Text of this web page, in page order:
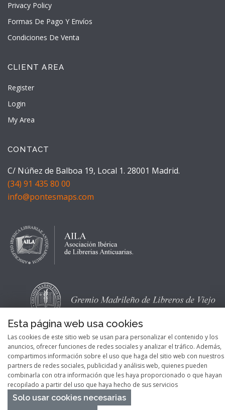
Privacy Policy
Formas De Pago Y Envíos
Condiciones De Venta
CLIENT AREA
Register
Login
My Area
CONTACT
C/ Núñez de Balboa 19, Local 1. 28001 Madrid.
(34) 91 435 80 00
info@pontesmaps.com
Esta página web usa cookies
Las cookies de este sitio web se usan para personalizar el contenido y los
anuncios, ofrecer funciones de redes sociales y analizar el tráfico. Además,
compartimos información sobre el uso que haga del sitio web con nuestros
partners de redes sociales, publicidad y análisis web, quienes pueden
combinarla con otra información que les haya proporcionado o que hayan
recopilado a partir del uso que haya hecho de sus servicios
Solo usar cookies necesarias